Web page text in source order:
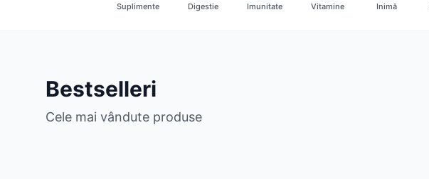
Suplimente Digestie Imunitate Vitamine Inimă
Bestselleri
Cele mai vândute produse